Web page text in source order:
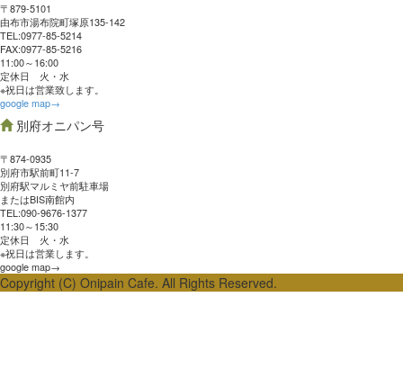
〒879-5101
由布市湯布院町塚原135-142
TEL:0977‐85-5214
FAX:0977‐85-5216
11:00～16:00
定休日 火・水
※祝日は営業致します。
google map→
別府オニパン号
〒874-0935
別府市駅前町11-7
別府駅マルミヤ前駐車場
またはBIS南館内
TEL:090-9676-1377
11:30～15:30
定休日 火・水
※祝日は営業します。
google map→
Copyright (C) Onipain Cafe. All Rights Reserved.